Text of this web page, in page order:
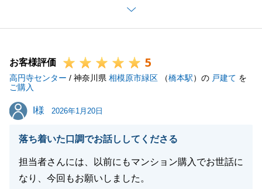
Ｔ様がご売却の希望を詳細にお話ししていただいたか
らこそ、滞りなくお取引が完了できました。沢山のご
今後もご不明点等ございましたら、お気軽にお申し付
けください。
今後ともどうぞ宜しくお願い申し上げます。
閉じる
お客様評価 5
高円寺センター / 神奈川県 相模原市緑区 （橋本駅）の 戸建て を
ご購入
I様
I様 2026年1月20日
落ち着いた口調でお話ししてくださる
担当者さんには、以前にもマンション購入でお世話に
なり、今回もお願いしました。